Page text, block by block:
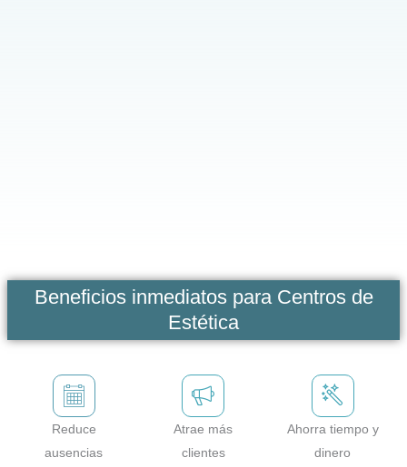
Beneficios inmediatos para Centros de
Estética
Reduce
ausencias
Atrae más
clientes
Ahorra tiempo y
dinero